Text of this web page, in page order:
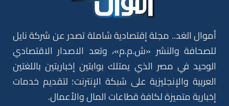
أموال الغد.. مجلة إقتصادية شاملة تصدر عن شركة نايل
للصحافة والنشر «ش.م.م»، وتعد الاصدار الاقتصادي
الوحيد في مصر الذي يمتلك بوابتين إخباريتين باللغتين
العربية والإنجليزية على شبكة الإنترنت؛ لتقديم خدمات
إخبارية متميزة لكافة قطاعات المال والأعمال.